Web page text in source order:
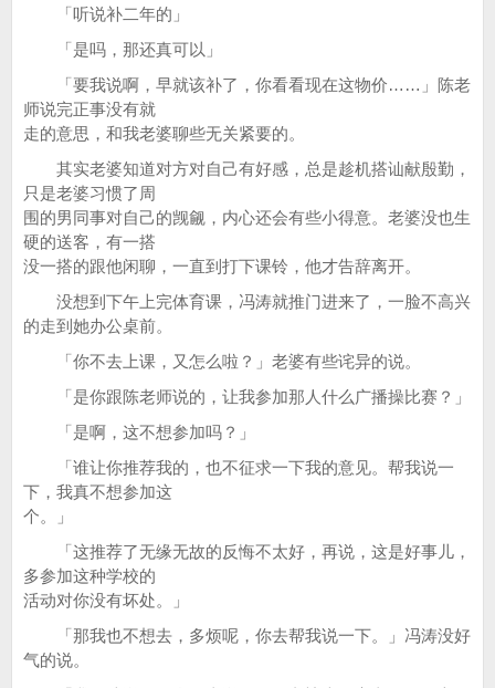
「听说补二年的」
「是吗，那还真可以」
「要我说啊，早就该补了，你看看现在这物价……」陈老
师说完正事没有就
走的意思，和我老婆聊些无关紧要的。
其实老婆知道对方对自己有好感，总是趁机搭讪献殷勤，
只是老婆习惯了周
围的男同事对自己的觊觎，内心还会有些小得意。老婆没也生
硬的送客，有一搭
没一搭的跟他闲聊，一直到打下课铃，他才告辞离开。
没想到下午上完体育课，冯涛就推门进来了，一脸不高兴
的走到她办公桌前。
「你不去上课，又怎么啦？」老婆有些诧异的说。
「是你跟陈老师说的，让我参加那人什么广播操比赛？」
「是啊，这不想参加吗？」
「谁让你推荐我的，也不征求一下我的意见。帮我说一
下，我真不想参加这
个。」
「这推荐了无缘无故的反悔不太好，再说，这是好事儿，
多参加这种学校的
活动对你没有坏处。」
「那我也不想去，多烦呢，你去帮我说一下。」冯涛没好
气的说。